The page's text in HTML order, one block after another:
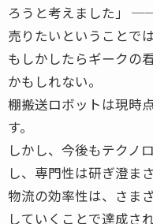
ろうと考えました」
売りたいということで
もしかしたらギークの
かもしれない。
棚搬送ロボットは現時
す。
しかし、今後もテクノ
し、専門性は研ぎ澄ま
物流の効率性は、さま
していくことで達成され